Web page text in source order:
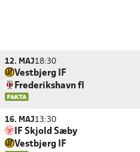
12. MAJ18:30
Vestbjerg IF
Frederikshavn fI
16. MAJ13:30
IF Skjold Sæby
Vestbjerg IF